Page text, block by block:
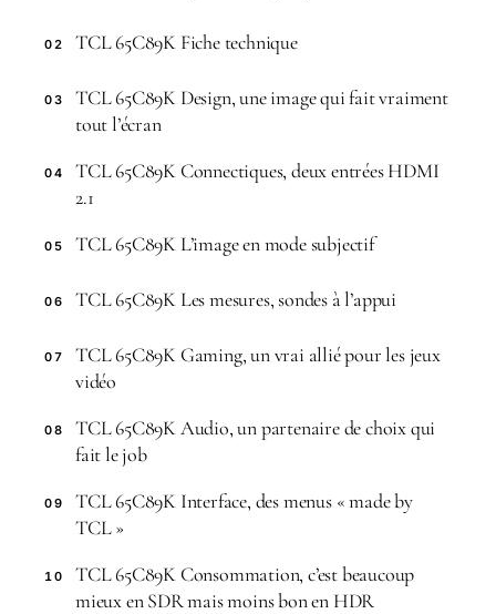
02 TCL 65C89K Fiche technique
03
TCL 65C89K Design, une image qui fait vraiment
tout l’écran
04
TCL 65C89K Connectiques, deux entrées HDMI
2.1
05 TCL 65C89K L’image en mode subjectif
06 TCL 65C89K Les mesures, sondes à l’appui
07
TCL 65C89K Gaming, un vrai allié pour les jeux
vidéo
08
TCL 65C89K Audio, un partenaire de choix qui
fait le job
09
TCL 65C89K Interface, des menus « made by
TCL »
10
TCL 65C89K Consommation, c’est beaucoup
mieux en SDR mais moins bon en HDR